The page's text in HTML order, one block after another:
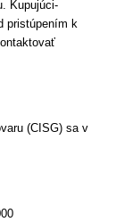
Kupujúci-
pristúpením k
(CISG) sa v